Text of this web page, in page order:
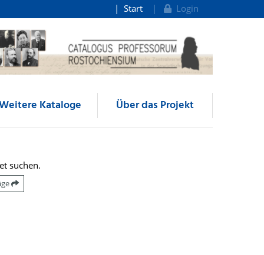
Start Login
Kataloge Über das Projekt
suchen.